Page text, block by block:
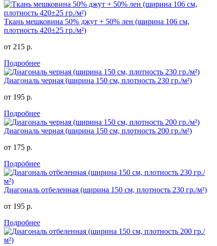
Ткань мешковина 50% джут + 50% лен (ширина 106 см,
плотность 420±25 гр./м²)
от 215 р.
Подробнее
Диагональ черная (ширина 150 см, плотность 230 гр./м²)
от 195 р.
Подробнее
Диагональ черная (ширина 150 см, плотность 200 гр./м²)
от 175 р.
Подробнее
Диагональ отбеленная (ширина 150 см, плотность 230 гр./м²)
от 195 р.
Подробнее